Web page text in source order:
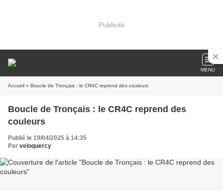
Publicité
MENU
Accueil » Boucle de Tronçais : le CR4C reprend des couleurs
Boucle de Tronçais : le CR4C reprend des
couleurs
Publié le 19/04/2025 à 14:35
Par veloquercy